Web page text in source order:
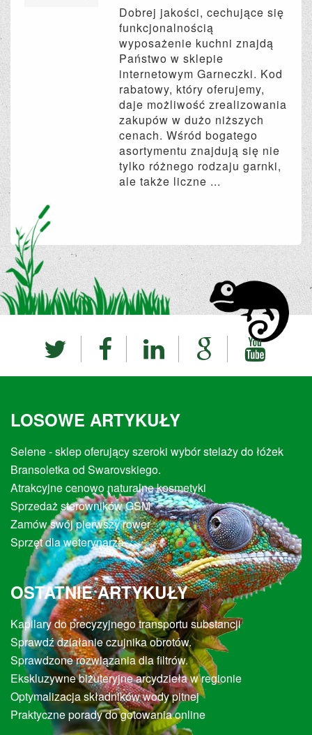
Dobrej jakości, cechujące się
funkcjonalnością
wyposażenie kuchni znajdą
Państwo w sklepie
internetowym Garneczki. Kod
rabatowy, który oferujemy,
daje możliwość zrealizowania
zakupów w dużo niższych
cenach. Wśród bogatego
asortymentu znajdują się nie
tylko różnego rodzaju garnki,
ale także liczne ...
LOSOWE ARTYKUŁY
Selene - sklep oferujący szeroki wybór stelaży do łóżek
Bransoletka od Swarovskiego.
Atrakcyjne cenowo naturalne kosmetyki
Sprzedaż sterowników GSM
Zamów swój pierwszy rower
Sprzęt dla weterynarza
OSTATNIE ARTYKUŁY
Kapilary do precyzyjnego transportu substancji
Sprawdź działanie czujnika obrotów.
Sprawdzone rozwiązania dla filtrów.
Ekskluzywne biżuteryjne arcydzieła w regionie
Optymalizacja składników wody pitnej
Praktyczne porady do gotowania online